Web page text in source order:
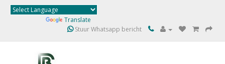
Translate
Stuur Whatsapp bericht